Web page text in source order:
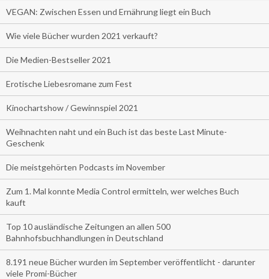
VEGAN: Zwischen Essen und Ernährung liegt ein Buch
Wie viele Bücher wurden 2021 verkauft?
Die Medien-Bestseller 2021
Erotische Liebesromane zum Fest
Kinochartshow / Gewinnspiel 2021
Weihnachten naht und ein Buch ist das beste Last Minute-
Geschenk
Die meistgehörten Podcasts im November
Zum 1. Mal konnte Media Control ermitteln, wer welches Buch
kauft
Top 10 ausländische Zeitungen an allen 500
Bahnhofsbuchhandlungen in Deutschland
8.191 neue Bücher wurden im September veröffentlicht - darunter
viele Promi-Bücher